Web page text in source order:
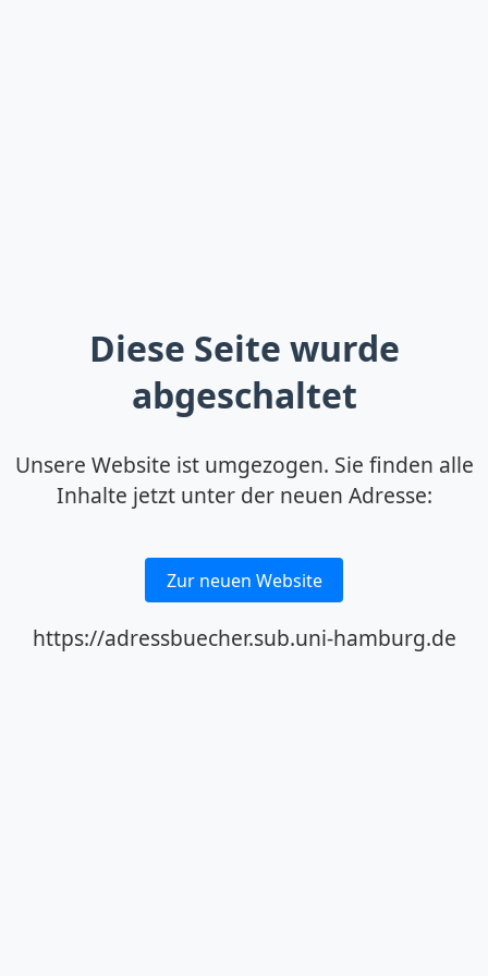
Diese Seite wurde
abgeschaltet
Unsere Website ist umgezogen. Sie finden alle
Inhalte jetzt unter der neuen Adresse:
Zur neuen Website
https://adressbuecher.sub.uni-hamburg.de